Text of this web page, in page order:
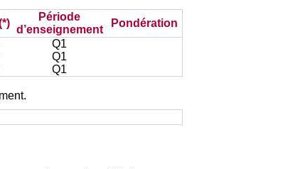
Période
d’enseignement
Pondération
Q1
Q1
Q1